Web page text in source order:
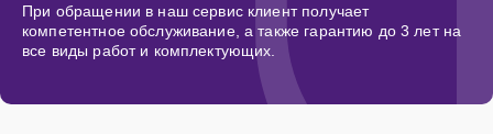
При обращении в наш сервис клиент получает
компетентное обслуживание, а также гарантию до 3 лет на
все виды работ и комплектующих.